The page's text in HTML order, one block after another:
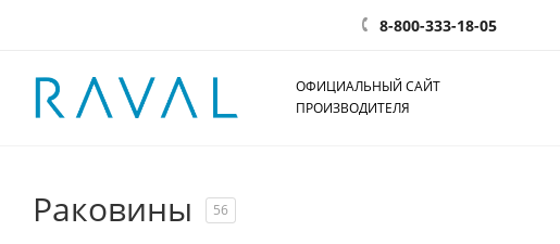
8-800-333-18-05
ОФИЦИАЛЬНЫЙ САЙТ
ПРОИЗВОДИТЕЛЯ
Раковины 56